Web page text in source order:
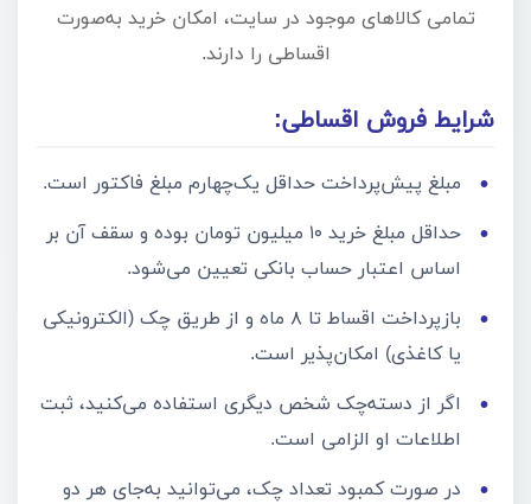
تمامی کالاهای موجود در سایت، امکان خرید به‌صورت
اقساطی را دارند.
شرایط فروش اقساطی:
مبلغ پیش‌پرداخت حداقل یک‌چهارم مبلغ فاکتور است.
حداقل مبلغ خرید ۱۰ میلیون تومان بوده و سقف آن بر
اساس اعتبار حساب بانکی تعیین می‌شود.
بازپرداخت اقساط تا ۸ ماه و از طریق چک (الکترونیکی
یا کاغذی) امکان‌پذیر است.
اگر از دسته‌چک شخص دیگری استفاده می‌کنید، ثبت
اطلاعات او الزامی است.
در صورت کمبود تعداد چک، می‌توانید به‌جای هر دو